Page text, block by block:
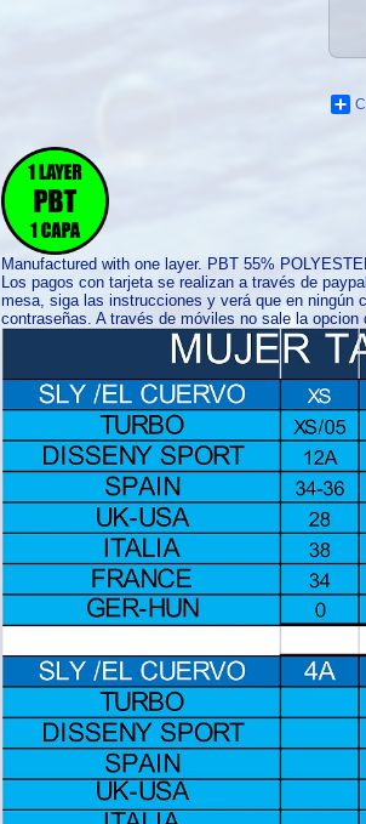
Manufactured with one layer. PBT 55%
Los pagos con tarjeta se realizan a través de
mesa, siga las instrucciones y verá que en ningún
contraseñas. A través de móviles no sale la